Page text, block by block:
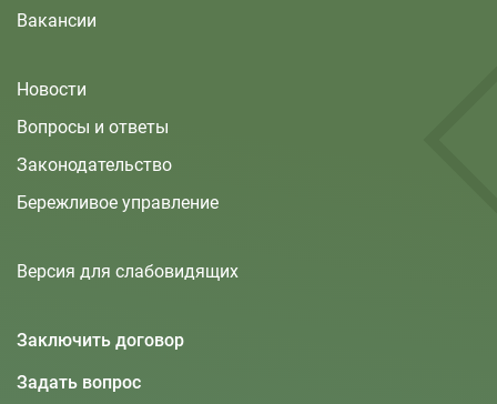
Вакансии
Новости
Вопросы и ответы
Законодательство
Бережливое управление
Версия для слабовидящих
Заключить договор
Задать вопрос